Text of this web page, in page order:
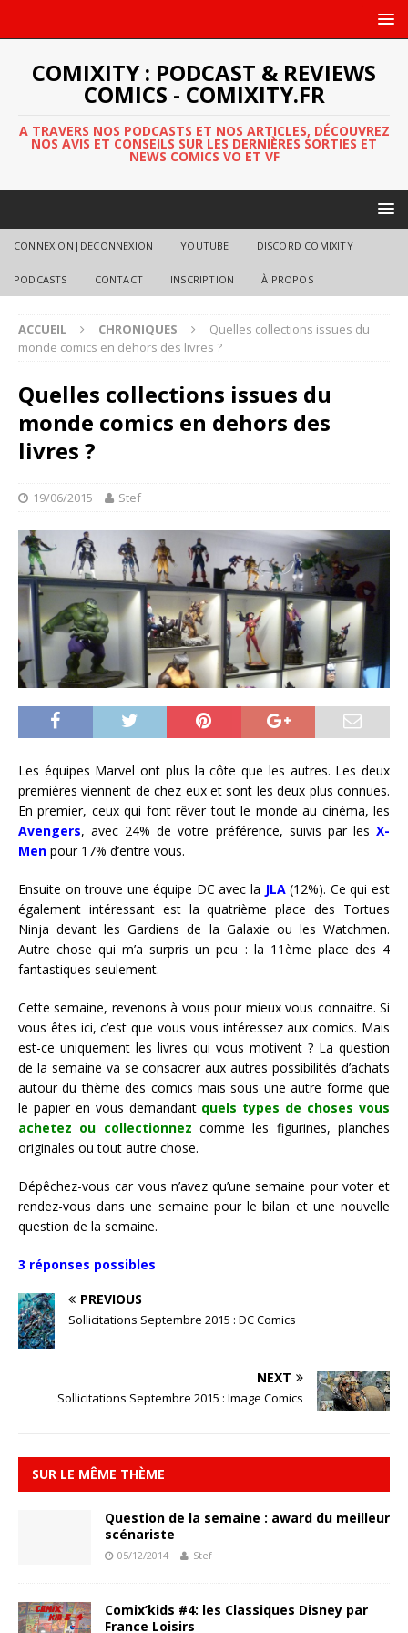
COMIXITY : PODCAST & REVIEWS
COMICS - COMIXITY.FR
A TRAVERS NOS PODCASTS ET NOS ARTICLES, DÉCOUVREZ
NOS AVIS ET CONSEILS SUR LES DERNIÈRES SORTIES ET
NEWS COMICS VO ET VF
CONNEXION|DECONNEXION YOUTUBE DISCORD COMIXITY
PODCASTS CONTACT INSCRIPTION À PROPOS
ACCUEIL CHRONIQUES
Quelles collections issues du
monde comics en dehors des livres ?
Quelles collections issues du
monde comics en dehors des
livres ?
19/06/2015 Stef
Les équipes Marvel ont plus la côte que les autres. Les deux
premières viennent de chez eux et sont les deux plus connues.
En premier, ceux qui font rêver tout le monde au cinéma, les
Avengers, avec 24% de votre préférence, suivis par les X-
Men pour 17% d’entre vous.
Ensuite on trouve une équipe DC avec la JLA (12%). Ce qui est
également intéressant est la quatrième place des Tortues
Ninja devant les Gardiens de la Galaxie ou les Watchmen.
Autre chose qui m’a surpris un peu : la 11ème place des 4
fantastiques seulement.
Cette semaine, revenons à vous pour mieux vous connaitre. Si
vous êtes ici, c’est que vous vous intéressez aux comics. Mais
est-ce uniquement les livres qui vous motivent ? La question
de la semaine va se consacrer aux autres possibilités d’achats
autour du thème des comics mais sous une autre forme que
le papier en vous demandant quels types de choses vous
achetez ou collectionnez comme les figurines, planches
originales ou tout autre chose.
Dépêchez-vous car vous n’avez qu’une semaine pour voter et
rendez-vous dans une semaine pour le bilan et une nouvelle
question de la semaine.
3 réponses possibles
PREVIOUS
Sollicitations Septembre 2015 : DC Comics
NEXT
Sollicitations Septembre 2015 : Image Comics
SUR LE MÊME THÈME
Question de la semaine : award du meilleur
scénariste
05/12/2014 Stef
Comix’kids #4: les Classiques Disney par
France Loisirs